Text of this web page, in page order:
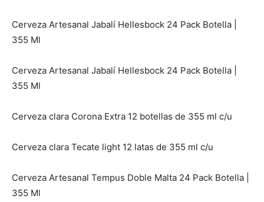
Cerveza Artesanal Jabalí Hellesbock 24 Pack Botella |
355 Ml
Cerveza Artesanal Jabalí Hellesbock 24 Pack Botella |
355 Ml
Cerveza clara Corona Extra 12 botellas de 355 ml c/u
Cerveza clara Tecate light 12 latas de 355 ml c/u
Cerveza Artesanal Tempus Doble Malta 24 Pack Botella |
355 Ml